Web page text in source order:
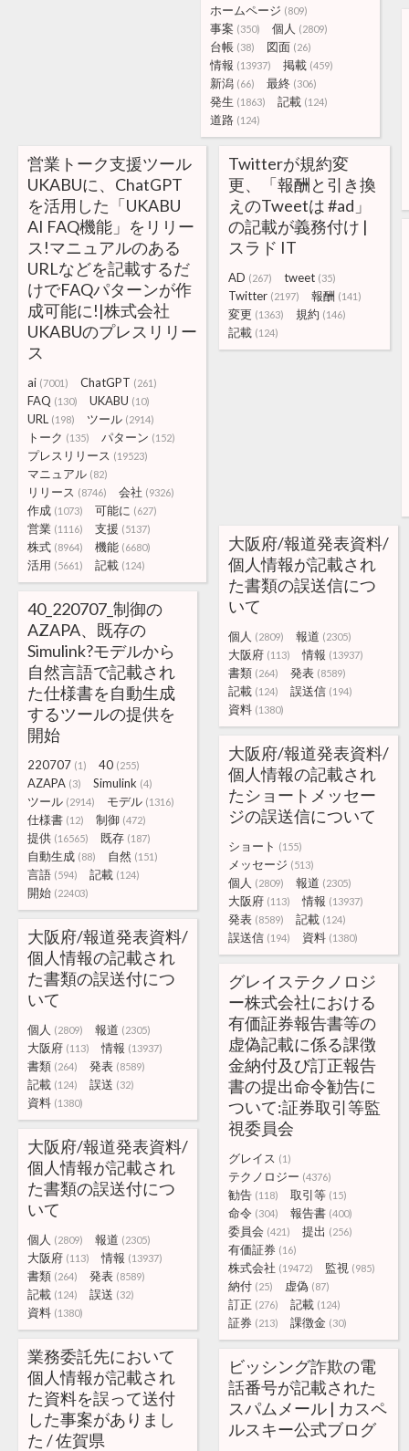
ホームページ (809)
事案 (350) 個人 (2809)
台帳 (38) 図面 (26)
情報 (13937) 掲載 (459)
新潟 (66) 最終 (306)
発生 (1863) 記載 (124)
道路 (124)
営業トーク支援ツール
UKABUに、ChatGPT
を活用した「UKABU
AI FAQ機能」をリリー
ス!マニュアルのある
URLなどを記載するだ
けでFAQパターンが作
成可能に!|株式会社
UKABUのプレスリリー
ス
ai (7001) ChatGPT (261)
FAQ (130) UKABU (10)
URL (198) ツール (2914)
トーク (135) パターン (152)
プレスリリース (19523)
マニュアル (82)
リリース (8746) 会社 (9326)
作成 (1073) 可能に (627)
営業 (1116) 支援 (5137)
株式 (8964) 機能 (6680)
活用 (5661) 記載 (124)
Twitterが規約変
更、「報酬と引き換
えのTweetは #ad」
の記載が義務付け |
スラド IT
AD (267) tweet (35)
Twitter (2197) 報酬 (141)
変更 (1363) 規約 (146)
記載 (124)
大阪府/報道発表資料/
個人情報が記載され
た書類の誤送信につ
いて
個人 (2809) 報道 (2305)
大阪府 (113) 情報 (13937)
書類 (264) 発表 (8589)
記載 (124) 誤送信 (194)
資料 (1380)
40_220707_制御の
AZAPA、既存の
Simulink?モデルから
自然言語で記載され
た仕様書を自動生成
するツールの提供を
開始
220707 (1) 40 (255)
AZAPA (3) Simulink (4)
ツール (2914) モデル (1316)
仕様書 (12) 制御 (472)
提供 (16565) 既存 (187)
自動生成 (88) 自然 (151)
言語 (594) 記載 (124)
開始 (22403)
大阪府/報道発表資料/
個人情報の記載され
たショートメッセー
ジの誤送信について
ショート (155)
メッセージ (513)
個人 (2809) 報道 (2305)
大阪府 (113) 情報 (13937)
発表 (8589) 記載 (124)
誤送信 (194) 資料 (1380)
大阪府/報道発表資料/
個人情報の記載され
た書類の誤送付につ
いて
個人 (2809) 報道 (2305)
大阪府 (113) 情報 (13937)
書類 (264) 発表 (8589)
記載 (124) 誤送 (32)
資料 (1380)
グレイステクノロジ
ー株式会社における
有価証券報告書等の
虚偽記載に係る課徴
金納付及び訂正報告
書の提出命令勧告に
ついて:証券取引等監
視委員会
グレイス (1)
テクノロジー (4376)
勧告 (118) 取引等 (15)
命令 (304) 報告書 (400)
委員会 (421) 提出 (256)
有価証券 (16)
株式会社 (19472) 監視 (985)
納付 (25) 虚偽 (87)
訂正 (276) 記載 (124)
証券 (213) 課徴金 (30)
大阪府/報道発表資料/
個人情報が記載され
た書類の誤送付につ
いて
個人 (2809) 報道 (2305)
大阪府 (113) 情報 (13937)
書類 (264) 発表 (8589)
記載 (124) 誤送 (32)
資料 (1380)
業務委託先において
個人情報が記載され
た資料を誤って送付
した事案がありまし
た / 佐賀県
ビッシング詐欺の電
話番号が記載された
スパムメール | カスペ
ルスキー公式ブログ